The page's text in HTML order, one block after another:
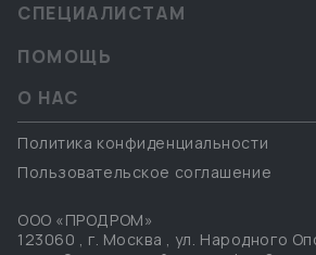
СПЕЦИАЛИСТАМ
ПОМОЩЬ
О НАС
Политика конфиденциальности
Пользовательское соглашение
ООО «ПРОДРОМ»
123060 , г. Москва , ул. Народного